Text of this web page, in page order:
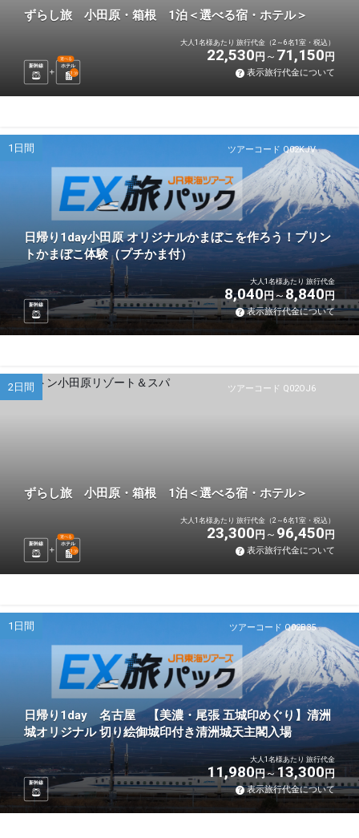
ずらし旅 小田原・箱根 1泊＜選べる宿・ホテル＞
新幹線 ホテル
選べる
1 泊
大人1名様あたり 旅行代金（2～6名1室・税込）
22,530 円 71,150 円
表示旅行代金について
ツアーコード Q02KJV
1日間
日帰り1day小田原 オリジナルかまぼこを作ろう！プリン
トかまぼこ体験（プチかま付）
新幹線
大人1名様あたり 旅行代金
8,040円 8,840円
表示旅行代金について
ツアーコード Q02OJ6
2日間
ずらし旅 小田原・箱根 1泊＜選べる宿・ホテル＞
新幹線 ホテル
選べる
1 泊
大人1名様あたり 旅行代金（2～6名1室・税込）
23,300 円 96,450 円
表示旅行代金について
ツアーコード Q02B35
1日間
日帰り1day 名古屋 【美濃・尾張 五城印めぐり】清洲
城オリジナル 切り絵御城印付き清洲城天主閣入場
新幹線
大人1名様あたり 旅行代金
11,980円 13,300円
表示旅行代金について